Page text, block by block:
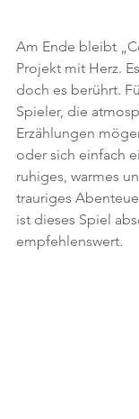
Am Ende bleibt
Projekt mit Herz.
doch es berührt.
Spieler, die
Erzählungen
oder sich einfach
ruhiges, warmes
trauriges
ist dieses Spiel
empfehlenswert.